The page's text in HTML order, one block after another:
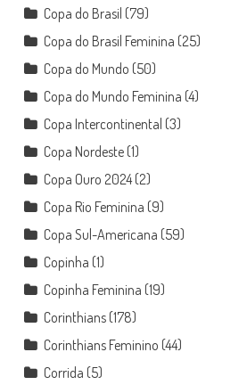
Copa do Brasil (79)
Copa do Brasil Feminina (25)
Copa do Mundo (50)
Copa do Mundo Feminina (4)
Copa Intercontinental (3)
Copa Nordeste(1)
Copa Ouro 2024(2)
Copa Rio Feminina (9)
Copa Sul-Americana (59)
Copinha (1)
Copinha Feminina (19)
Corinthians(178)
Corinthians Feminino (44)
Corrida (5)